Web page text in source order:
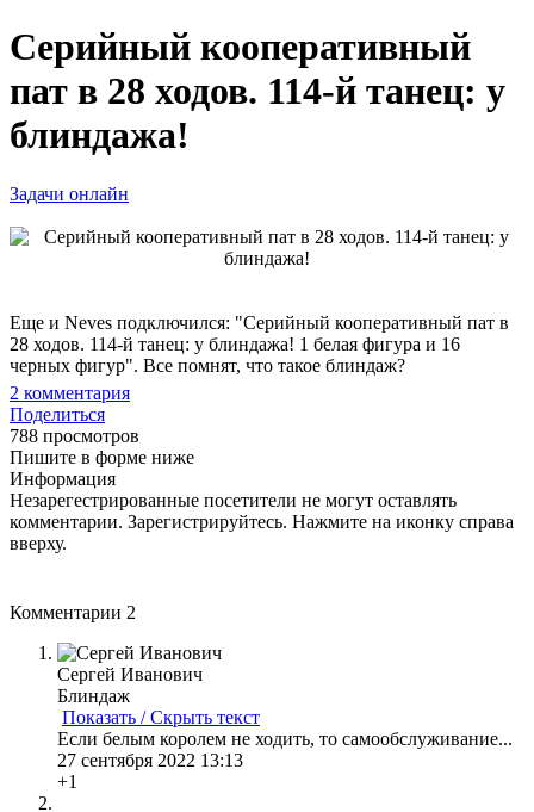
Серийный кооперативный
пат в 28 ходов. 114-й танец: у
блиндажа!
Задачи онлайн
Еще и Neves подключился: "Серийный кооперативный пат в
28 ходов. 114-й танец: у блиндажа! 1 белая фигура и 16
черных фигур". Все помнят, что такое блиндаж?
2 комментария
Поделиться
788 просмотров
Пишите в форме ниже
Информация
Незарегестрированные посетители не могут оставлять
комментарии. Зарегистрируйтесь. Нажмите на иконку справа
вверху.
Комментарии 2
Сергей Иванович
Блиндаж
Показать / Скрыть текст
Если белым королем не ходить, то самообслуживание...
27 сентября 2022 13:13
+1